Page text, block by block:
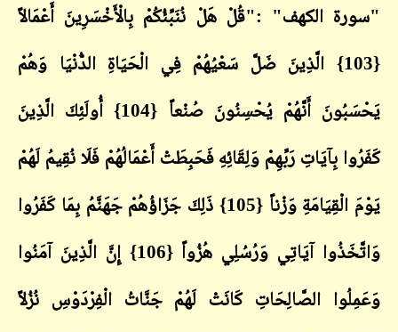
"سورة الكهف": "قُلْ هَلْ نُنَبِّئُكُمْ بِالْأَخْسَرِينَ أَعْمَالاً
{103} الَّذِينَ ضَلَّ سَعْيُهُمْ فِي الْحَيَاةِ الدُّنْيَا وَهُمْ
يَحْسَبُونَ أَنَّهُمْ يُحْسِنُونَ صُنْعاً {104} أُولَئِكَ الَّذِينَ
كَفَرُوا بِآيَاتِ رَبِّهِمْ وَلِقَائِهِ فَحَبِطَتْ أَعْمَالُهُمْ فَلَا نُقِيمُ لَهُمْ
يَوْمَ الْقِيَامَةِ وَزْناً {105} ذَلِكَ جَزَاؤُهُمْ جَهَنَّمُ بِمَا كَفَرُوا
وَاتَّخَذُوا آيَاتِي وَرُسُلِي هُزُواً {106} إِنَّ الَّذِينَ آمَنُوا
وَعَمِلُوا الصَّالِحَاتِ كَانَتْ لَهُمْ جَنَّاتُ الْفِرْدَوْسِ نُزُلاً